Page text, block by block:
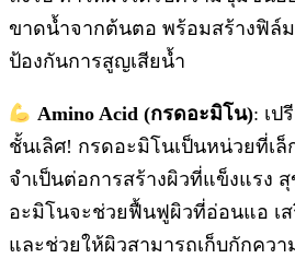
ขาดน้ำจากต้นตอ พร้อมสร้างฟิล์ม
ป้องกันการสูญเสียน้ำ
Amino Acid (กรดอะมิโน): เป
ชั้นเลิศ! กรดอะมิโนเป็นหน่วยที่เ
จำเป็นต่อการสร้างผิวที่แข็งแรง
อะมิโนจะช่วยฟื้นฟูผิวที่อ่อนแอ เ
และช่วยให้ผิวสามารถเก็บกักคว